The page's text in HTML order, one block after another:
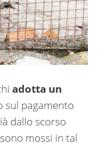
adotta un
sul pagamento
dallo scorso
mossi in tal